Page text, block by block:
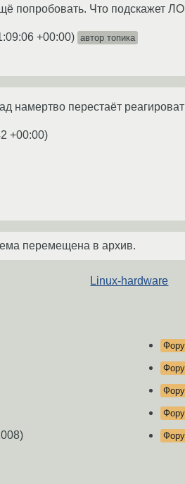
попробовать. Что подскажет
+00:00) автор топика
намертво перестаёт
+00:00)
перемещена в архив.
Linux-hardware